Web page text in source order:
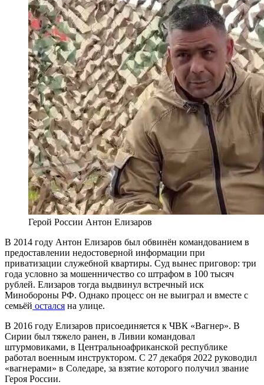
Герой России Антон Елизаров
В 2014 году Антон Елизаров был обвинён командованием в
предоставлении недостоверной информации при
приватизации служебной квартиры. Суд вынес приговор: три
года условно за мошенничество со штрафом в 100 тысяч
рублей. Елизаров тогда выдвинул встречный иск
Минобороны РФ. Однако процесс он не выиграл и вместе с
семьёй остался на улице.
В 2016 году Елизаров присоединяется к ЧВК «Вагнер». В
Сирии был тяжело ранен, в Ливии командовал
штурмовиками, в Центральноафриканской республике
работал военным инструктором. С 27 декабря 2022 руководил
«вагнерами» в Соледаре, за взятие которого получил звание
Героя России.